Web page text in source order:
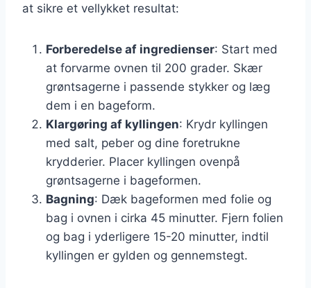
at sikre et vellykket resultat:
Forberedelse af ingredienser: Start med
at forvarme ovnen til 200 grader. Skær
grøntsagerne i passende stykker og læg
dem i en bageform.
Klargøring af kyllingen: Krydr kyllingen
med salt, peber og dine foretrukne
krydderier. Placer kyllingen ovenpå
grøntsagerne i bageformen.
Bagning: Dæk bageformen med folie og
bag i ovnen i cirka 45 minutter. Fjern folien
og bag i yderligere 15-20 minutter, indtil
kyllingen er gylden og gennemstegt.